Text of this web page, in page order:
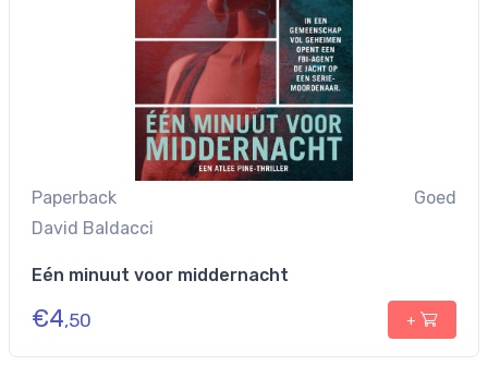
Paperback
Goed
David Baldacci
Eén minuut voor middernacht
€4,50 +